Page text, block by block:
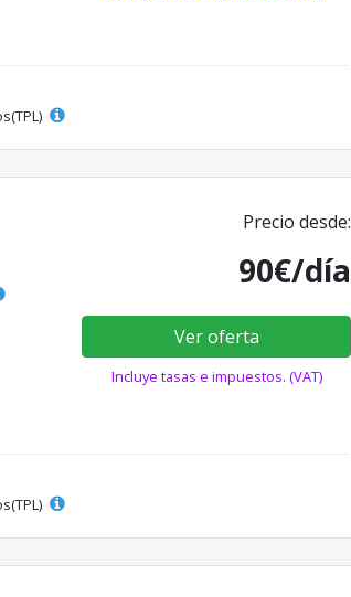
Precio desde:
90€/día
Ver oferta
Incluye tasas e impuestos. (VAT)